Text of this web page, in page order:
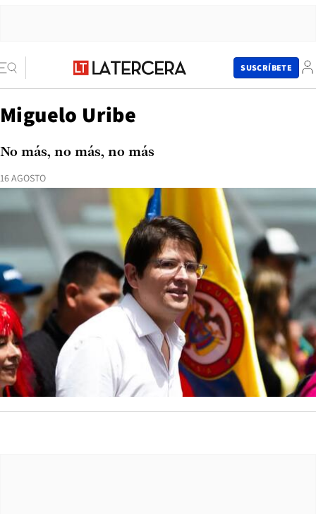
SUSCRÍBETE
Miguelo Uribe
16 AGOSTO
No más, no más, no más